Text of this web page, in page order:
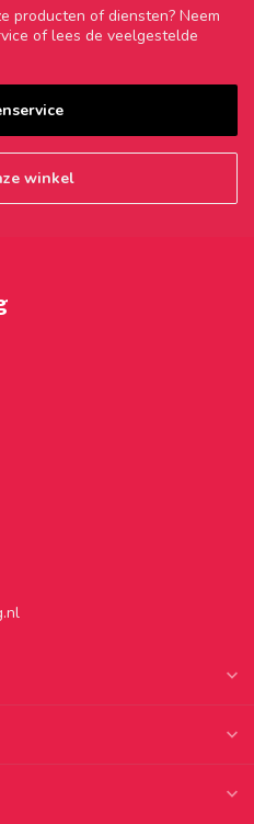
producten of diensten? Neem
of lees de veelgestelde
winkel